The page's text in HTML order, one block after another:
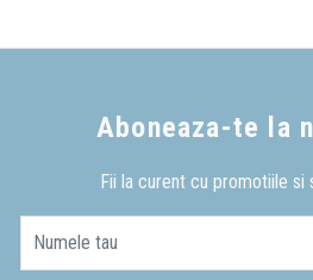
Aboneaza-te la
Fii la curent cu promotiile si
Numele tau